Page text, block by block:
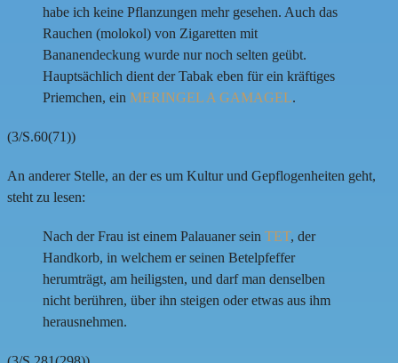
habe ich keine Pflanzungen mehr gesehen. Auch das
Rauchen (molokol) von Zigaretten mit
Bananendeckung wurde nur noch selten geübt.
Hauptsächlich dient der Tabak eben für ein kräftiges
Priemchen, ein MERINGEL A GAMAGEL.
(3/S.60(71))
An anderer Stelle, an der es um Kultur und Gepflogenheiten geht,
steht zu lesen:
Nach der Frau ist einem Palauaner sein TET, der
Handkorb, in welchem er seinen Betelpfeffer
herumträgt, am heiligsten, und darf man denselben
nicht berühren, über ihn steigen oder etwas aus ihm
herausnehmen.